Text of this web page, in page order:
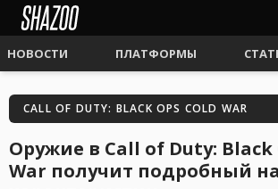
НОВОСТИ ПЛАТФОРМЫ
CALL OF DUTY: BLACK OPS COLD WAR
Оружие в Call of Duty: Black
War получит подробный